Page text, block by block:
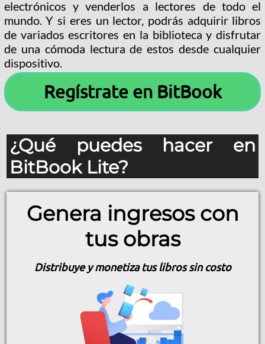
electrónicos y venderlos a lectores de todo el
mundo. Y si eres un lector, podrás adquirir libros
de variados escritores en la biblioteca y disfrutar
de una cómoda lectura de estos desde cualquier
dispositivo.
Regístrate en BitBook
¿Qué puedes hacer en
BitBook Lite?
Genera ingresos con
tus obras
Distribuye y monetiza tus libros sin costo